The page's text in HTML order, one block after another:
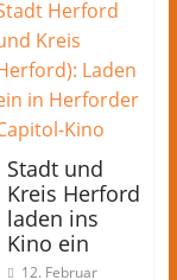
Stadt und
Kreis Herford
laden ins
Kino ein
12. Februar